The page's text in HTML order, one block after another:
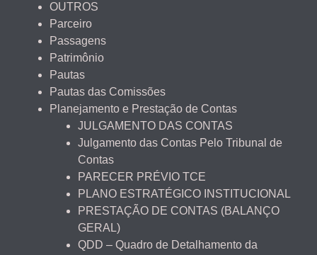
OUTROS
Parceiro
Passagens
Patrimônio
Pautas
Pautas das Comissões
Planejamento e Prestação de Contas
JULGAMENTO DAS CONTAS
Julgamento das Contas Pelo Tribunal de
Contas
PARECER PRÉVIO TCE
PLANO ESTRATÉGICO INSTITUCIONAL
PRESTAÇÃO DE CONTAS (BALANÇO
GERAL)
QDD – Quadro de Detalhamento da